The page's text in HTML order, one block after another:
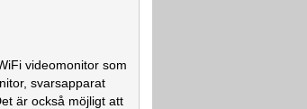
videomonitor som
svarsapparat
är också möjligt att